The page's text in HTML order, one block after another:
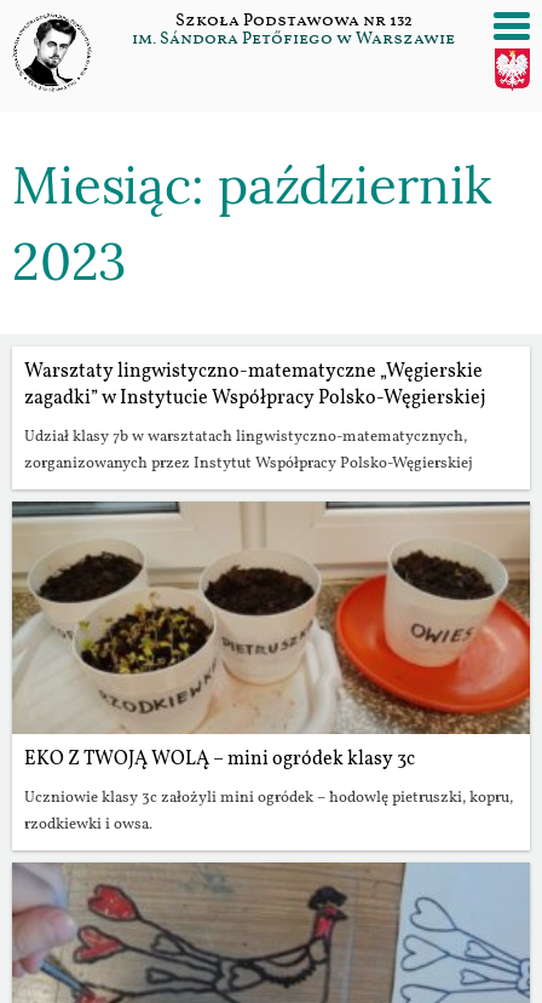
Szukaj:
/>
Przejdź
do
treści
Szkoła Podstawowa nr 132
im. Sándora Petőfiego w Warszawie
Miesiąc: październik
2023
Warsztaty lingwistyczno-matematyczne „Węgierskie
zagadki” w Instytucie Współpracy Polsko-Węgierskiej
Udział klasy 7b w warsztatach lingwistyczno-matematycznych,
zorganizowanych przez Instytut Współpracy Polsko-Węgierskiej
EKO Z TWOJĄ WOLĄ – mini ogródek klasy 3c
Uczniowie klasy 3c założyli mini ogródek – hodowlę pietruszki, kopru,
rzodkiewki i owsa.